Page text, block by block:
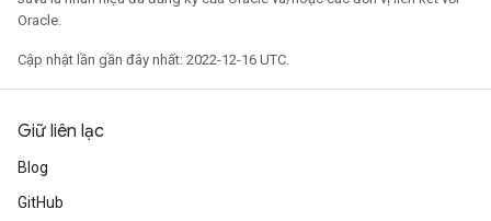
Oracle.
Cập nhật lần gần đây nhất: 2022-12-16 UTC.
Giữ liên lạc
Blog
GitHub